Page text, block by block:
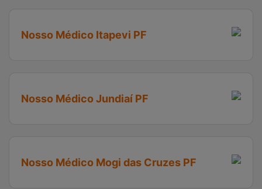
Nosso Médico Itapevi PF
Nosso Médico Jundiaí PF
Nosso Médico Mogi das Cruzes PF